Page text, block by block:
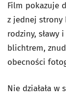
Film pokazuje
z jednej strony
rodziny, sławy
blichtrem,
obecności
Nie działała